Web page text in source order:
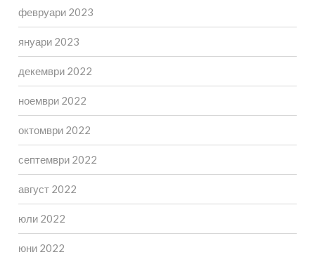
февруари 2023
януари 2023
декември 2022
ноември 2022
октомври 2022
септември 2022
август 2022
юли 2022
юни 2022